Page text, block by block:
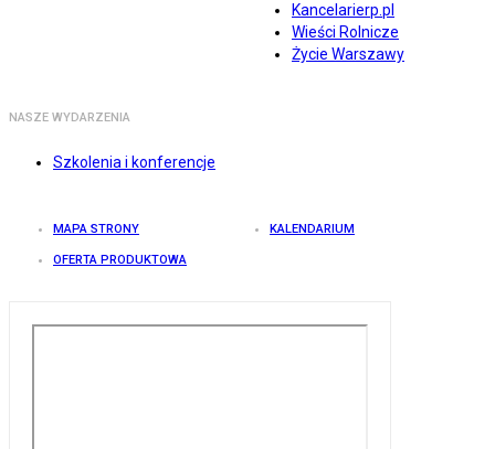
Kancelarierp.pl
Wieści Rolnicze
Życie Warszawy
NASZE WYDARZENIA
Szkolenia i konferencje
MAPA STRONY KALENDARIUM
OFERTA PRODUKTOWA